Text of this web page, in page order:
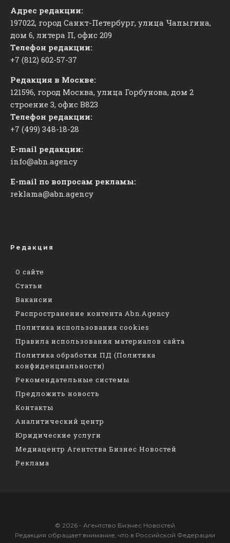
Адрес редакции:
197022, город Санкт-Петербург, улица Чапыгина,
дом 6, литера П, офис 209
Телефон редакции:
+7 (812) 602-57-37
Редакция в Москве:
121596, город Москва, улица Горбунова, дом 2
строение 3, офис ​В823
Телефон редакции:
+7 (499) 348-18-28
E-mail редакции:
info@abn.agency
E-mail по вопросам рекламы:
reklama@abn.agency
Редакция
О сайте
Статьи
Вакансии
Распространение контента Abn.Agency
Политика использования cookies
Правила использования материалов сайта
Политика обработки ПД (Политика
конфиденциальности)
Рекомендательные системы
Предложить новость
Контакты
Аналитический центр
Юридические услуги
Медиацентр Агентства Бизнес Новостей
Реклама
© 2026 - Агентство Бизнес Новостей
Редакция обращает внимание, что в Российской Федерации